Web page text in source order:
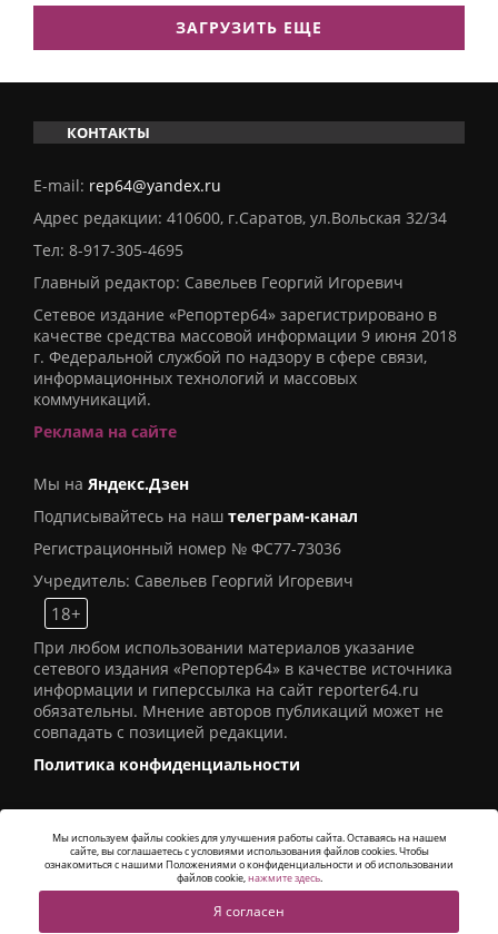
ЗАГРУЗИТЬ ЕЩЕ
КОНТАКТЫ
E-mail: rep64@yandex.ru
Адрес редакции: 410600, г.Саратов, ул.Вольская 32/34
Тел: 8-917-305-4695
Главный редактор: Савельев Георгий Игоревич
Сетевое издание «Репортер64» зарегистрировано в
качестве средства массовой информации 9 июня 2018
г. Федеральной службой по надзору в сфере связи,
информационных технологий и массовых
коммуникаций.
Реклама на сайте
Мы на Яндекс.Дзен
Подписывайтесь на наш телеграм-канал
Регистрационный номер № ФС77-73036
Учредитель: Савельев Георгий Игоревич
18+
При любом использовании материалов указание
сетевого издания «Репортер64» в качестве источника
информации и гиперссылка на сайт reporter64.ru
обязательны. Мнение авторов публикаций может не
совпадать с позицией редакции.
Политика конфиденциальности
© 2016СИ «Репортер64». Все права защищены -
Alatis Studio
Мы используем файлы cookies для улучшения работы сайта. Оставаясь на нашем
сайте, вы соглашаетесь с условиями использования файлов cookies. Чтобы
ознакомиться с нашими Положениями о конфиденциальности и об использовании
файлов cookie,нажмите здесь.
Я согласен